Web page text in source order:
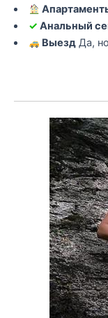
✓ Анальный
Выезд Да,